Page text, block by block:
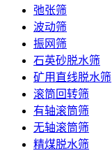
弛张筛
波动筛
振网筛
石英砂脱水筛
矿用直线脱水筛
滚筒回转筛
有轴滚筒筛
无轴滚筒筛
精煤脱水筛